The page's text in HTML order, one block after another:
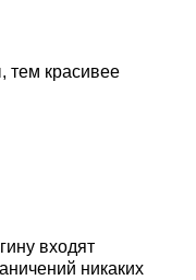
тем красивее
входят
никаких